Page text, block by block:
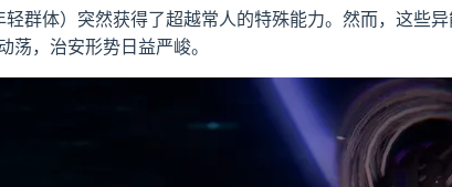
群体）突然获得了超越常人的特殊能力。然而，这些
，治安形势日益严峻。